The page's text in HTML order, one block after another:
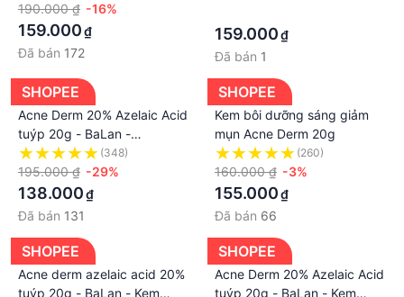
190.000 ₫ -16%
159.000₫
Đã bán 172
159.000₫
Đã bán 1
SHOPEE
Acne Derm 20% Azelaic Acid
tuýp 20g - BaLan -
Acnederm Kem giảm Mụn,
mờ thâm, trắng sáng da
(348)
195.000 ₫ -29%
138.000₫
Đã bán 131
SHOPEE
Kem bôi dưỡng sáng giảm
mụn Acne Derm 20g
(260)
160.000 ₫ -3%
155.000₫
Đã bán 66
SHOPEE
Acne derm azelaic acid 20%
tuýp 20g - BaLan - Kem
SHOPEE
Acne Derm 20% Azelaic Acid
tuýp 20g - BaLan - Kem